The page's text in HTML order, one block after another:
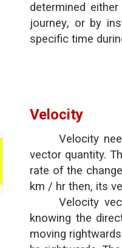
determined
journey, or by
specific time
Velocity
Velocity
vector quantity.
rate of the
km / hr then, its
Velocity
knowing the
moving